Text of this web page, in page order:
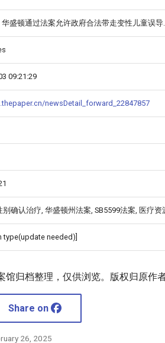
华盛顿通过法案允许政府合法带走变性儿童误导
09:21:29
newsDetail_forward_22847857
别确认治疗, 华盛顿州法案, SB5599法案, 医疗
type(update needed)]
归档整理，仅供浏览。版权归原作者
Share on
26, 2025